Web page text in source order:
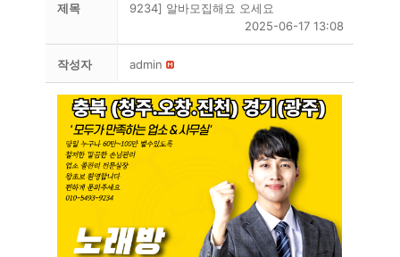
제목
9234] 알바모집해요 오세요
2025-06-17 13:08
작성자 admin